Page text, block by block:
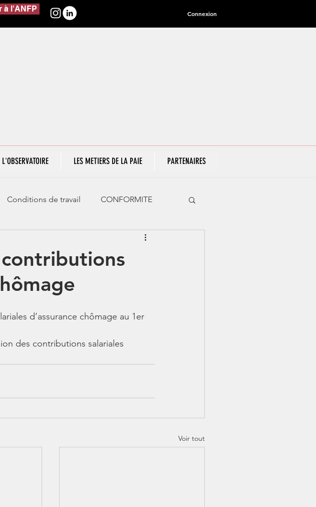
à l'ANFP Connexion
L'OBSERVATOIRE LES METIERS DE LA PAIE PARTENAIRES
Conditions de travail CONFORMITE
Jours fériés ABSENCES - IJSS
d’assurance chômage au 1er
des contributions salariales
Voir tout